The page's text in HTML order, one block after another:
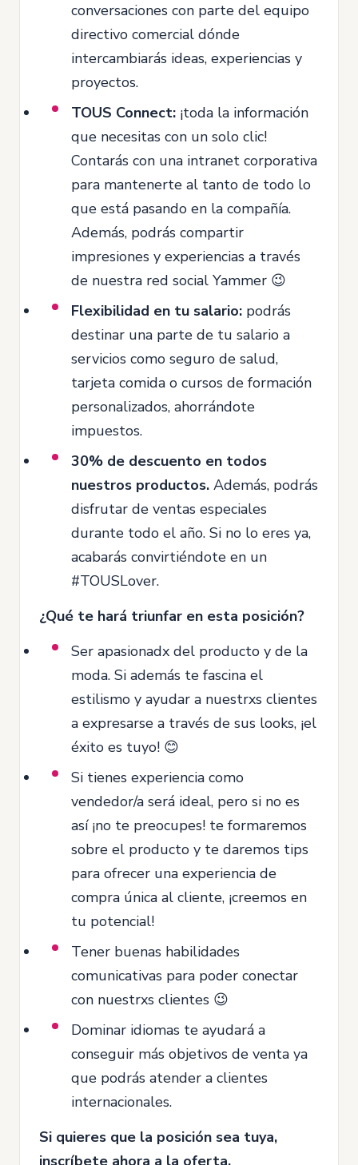
conversaciones con parte del equipo
directivo comercial dónde
intercambiarás ideas, experiencias y
proyectos.
TOUS Connect: ¡toda la información
que necesitas con un solo clic!
Contarás con una intranet corporativa
para mantenerte al tanto de todo lo
que está pasando en la compañía.
Además, podrás compartir
impresiones y experiencias a través
de nuestra red social Yammer 😉
Flexibilidad en tu salario: podrás
destinar una parte de tu salario a
servicios como seguro de salud,
tarjeta comida o cursos de formación
personalizados, ahorrándote
impuestos.
30% de descuento en todos
nuestros productos. Además, podrás
disfrutar de ventas especiales
durante todo el año. Si no lo eres ya,
acabarás convirtiéndote en un
#TOUSLover.
¿Qué te hará triunfar en esta posición?
Ser apasionadx del producto y de la
moda. Si además te fascina el
estilismo y ayudar a nuestrxs clientes
a expresarse a través de sus looks, ¡el
éxito es tuyo! 😊
Si tienes experiencia como
vendedor/a será ideal, pero si no es
así ¡no te preocupes! te formaremos
sobre el producto y te daremos tips
para ofrecer una experiencia de
compra única al cliente, ¡creemos en
tu potencial!
Tener buenas habilidades
comunicativas para poder conectar
con nuestrxs clientes 😉
Dominar idiomas te ayudará a
conseguir más objetivos de venta ya
que podrás atender a clientes
internacionales.
Si quieres que la posición sea tuya,
inscríbete ahora a la oferta.